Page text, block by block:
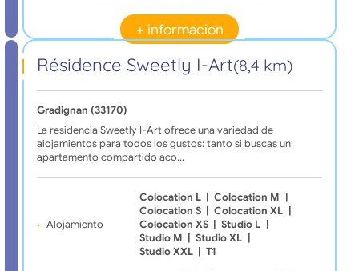
+ informacion
Résidence Sweetly I-Art(8,4 km)
Gradignan (33170)
La residencia Sweetly I-Art ofrece una variedad de
alojamientos para todos los gustos: tanto si buscas un
apartamento compartido aco…
Alojamiento
Colocation L Colocation M
Colocation S
Colocation XL
Colocation XS
Studio L
Studio M
Studio XL
Studio XXL
T1